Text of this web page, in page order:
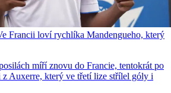
Francii loví rychlíka Mandengueho, který
míří znovu do Francie, tentokrát po
z Auxerre, který ve třetí lize střílel góly i